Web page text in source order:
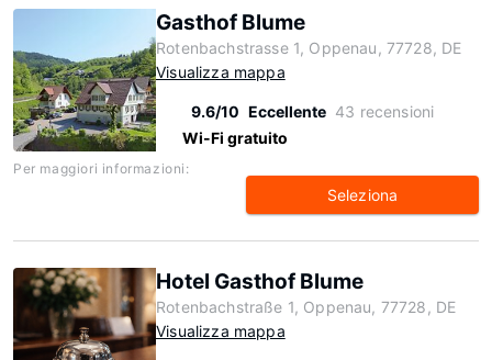
Gasthof Blume
Rotenbachstrasse 1, Oppenau, 77728, DE
Visualizza mappa
9.6/10 Eccellente 43 recensioni
Wi-Fi gratuito
Per maggiori informazioni:
Seleziona
Hotel Gasthof Blume
Rotenbachstraße 1, Oppenau, 77728, DE
Visualizza mappa